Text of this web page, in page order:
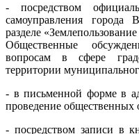
- посредством
самоуправления города
разделе
Общественные
вопросам в сфере
территории
- в письменной форме в
проведение общественных
- посредством записи в